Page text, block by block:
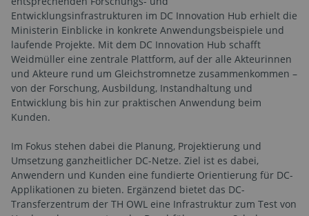
Entwicklungsinfrastrukturen im DC Innovation Hub erhielt die
Ministerin Einblicke in konkrete Anwendungsbeispiele und
laufende Projekte. Mit dem DC Innovation Hub schafft
Weidmüller eine zentrale Plattform, auf der alle Akteurinnen
und Akteure rund um Gleichstromnetze zusammenkommen –
von der Forschung, Ausbildung, Instandhaltung und
Entwicklung bis hin zur praktischen Anwendung beim
Kunden.
Im Fokus stehen dabei die Planung, Projektierung und
Umsetzung ganzheitlicher DC-Netze. Ziel ist es dabei,
Anwendern und Kunden eine fundierte Orientierung für DC-
Applikationen zu bieten. Ergänzend bietet das DC-
Transferzentrum der TH OWL eine Infrastruktur zum Test von